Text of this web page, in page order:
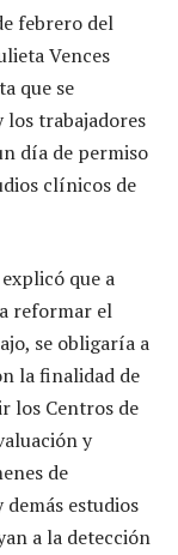
febrero del
Vences
que se
los trabajadores
día de permiso
clínicos de
que a
reformar el
se obligaría a
la finalidad de
los Centros de
y
de
estudios
a la detección